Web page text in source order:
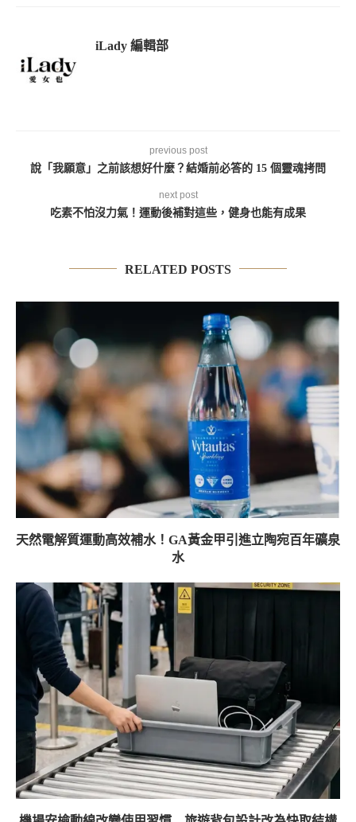
iLady 編輯部
previous post
說「我願意」之前該想好什麼？結婚前必答的 15 個靈魂拷問
next post
吃素不怕沒力氣！運動後補對這些，健身也能有成果
RELATED POSTS
天然電解質運動高效補水！GA黃金甲引進立陶宛百年礦泉
水